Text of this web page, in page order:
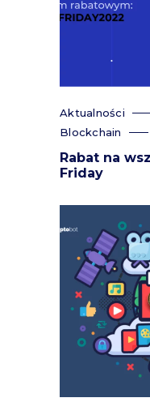
Aktualności
Blockchain
Rabat na
Friday